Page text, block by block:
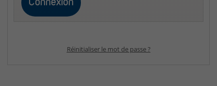
Réinitialiser le mot de passe ?